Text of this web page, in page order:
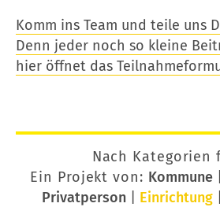
Komm ins Team und teile uns
Denn jeder noch so kleine
hier öffnet das
Nach Kategorien
Ein Projekt von: Kommune|
Privatperson| Einrichtung|